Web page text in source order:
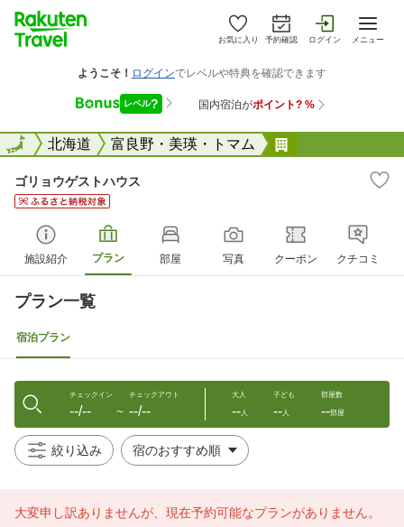
お気に入り 予約確認 ログイン メニュー
全国北海道 富良野・美瑛・トマム
全国
ゴリョウゲストハウス
施設紹介 プラン 部屋 写真 クーポン クチコミ
プラン一覧
宿泊プラン
チェックイン
--/-- 〜
チェックアウト
--/--
大人
--人
子ども
--人
部屋数
--部屋
絞り込み
大変申し訳ありませんが、現在予約可能なプランがありません。